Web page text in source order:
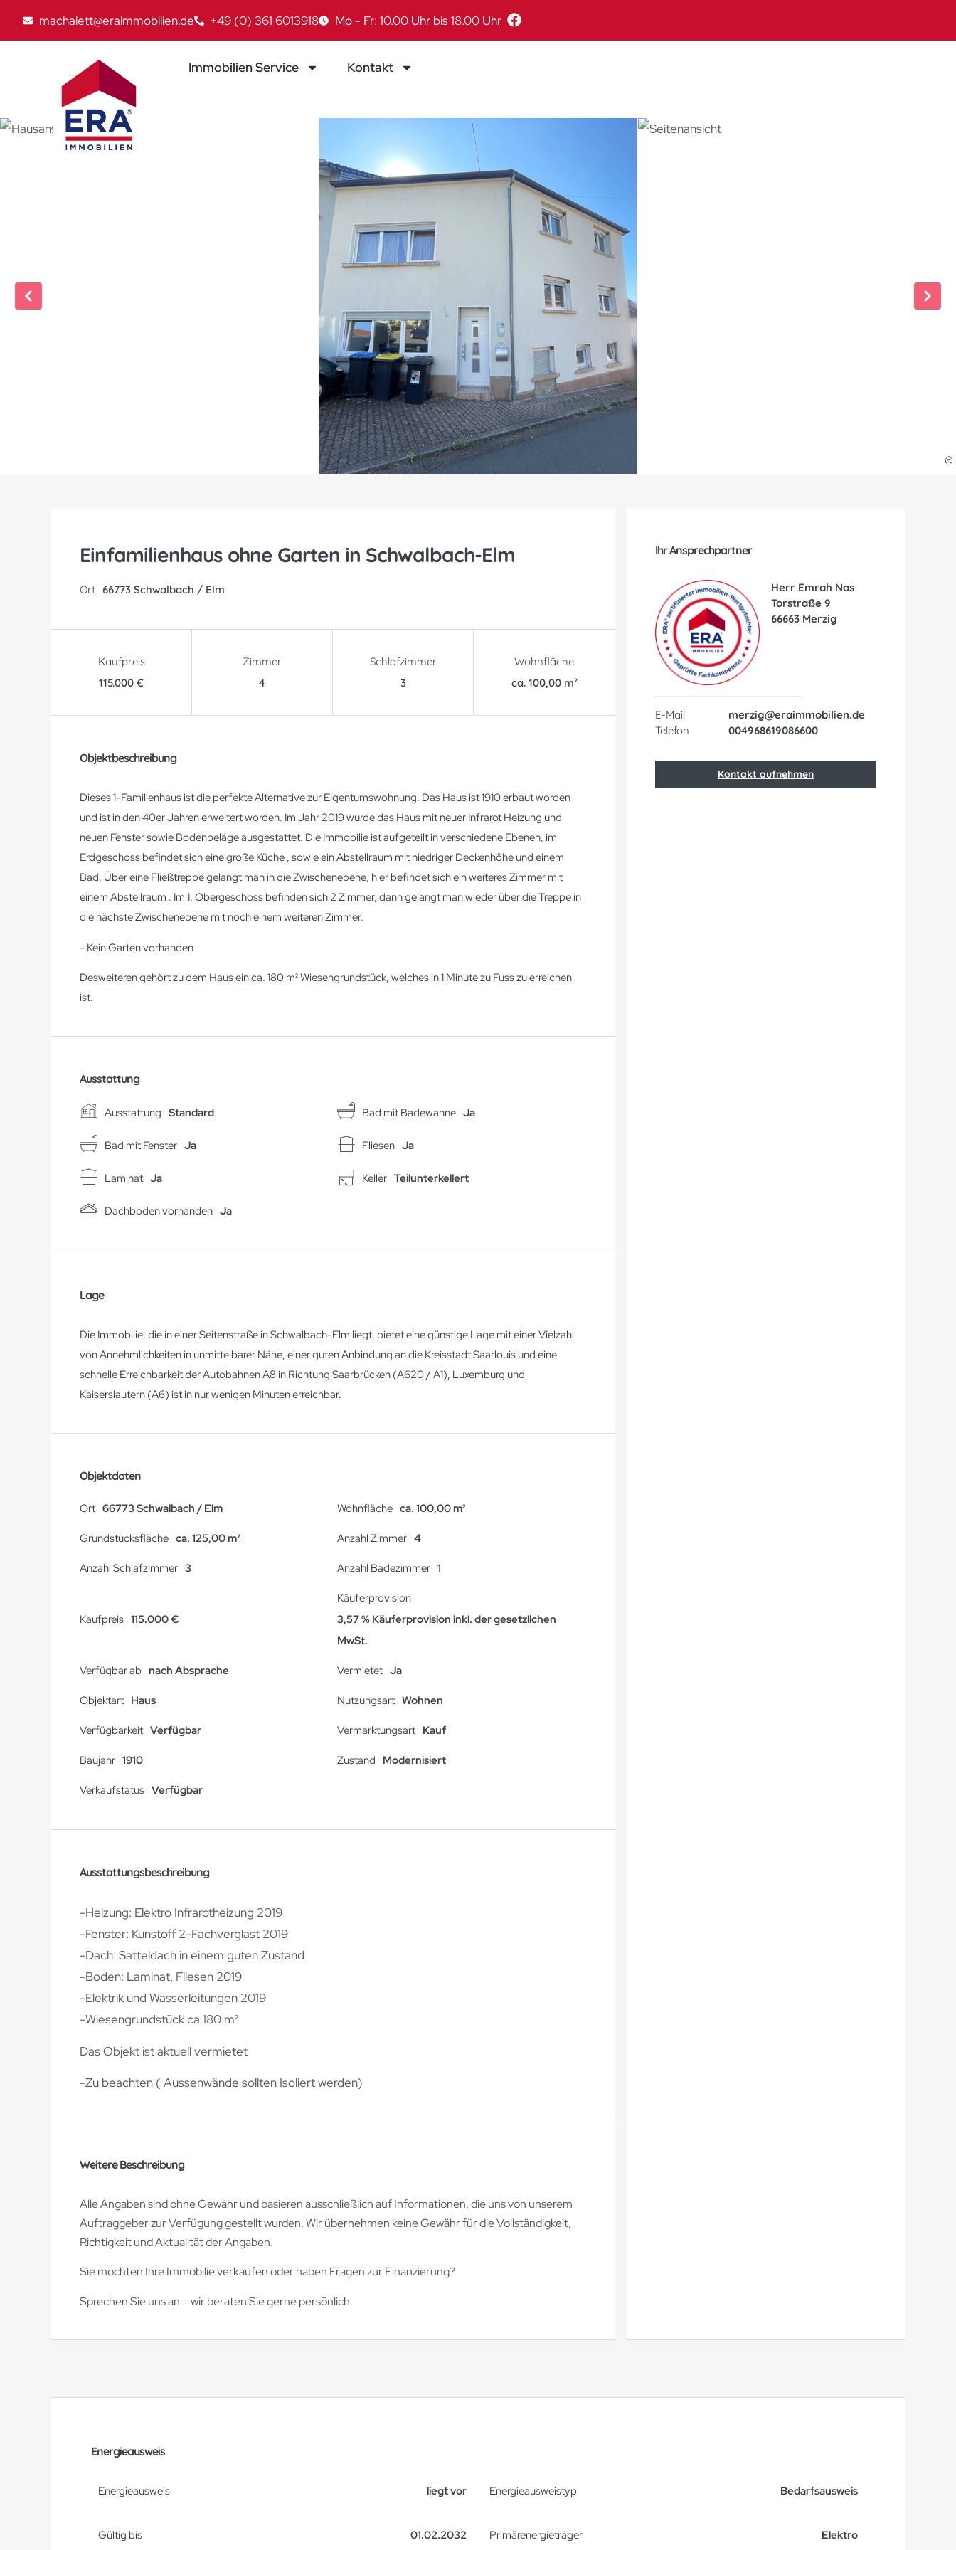
machalett@eraimmobilien.de +49 (0) 361 6013918 Mo - Fr: 10.00 Uhr bis 18.00 Uhr
Immobilien Service Kontakt
Einfamilienhaus ohne Garten in Schwalbach-Elm
Ort 66773 Schwalbach / Elm
Kaufpreis
115.000 €
Zimmer
4
Schlafzimmer
3
Wohnfläche
ca. 100,00 m²
Objektbeschreibung
Dieses 1-Familienhaus ist die perfekte Alternative zur Eigentumswohnung. Das Haus ist 1910 erbaut worden
und ist in den 40er Jahren erweitert worden. Im Jahr 2019 wurde das Haus mit neuer Infrarot Heizung und
neuen Fenster sowie Bodenbeläge ausgestattet. Die Immobilie ist aufgeteilt in verschiedene Ebenen, im
Erdgeschoss befindet sich eine große Küche , sowie ein Abstellraum mit niedriger Deckenhöhe und einem
Bad. Über eine Fließtreppe gelangt man in die Zwischenebene, hier befindet sich ein weiteres Zimmer mit
einem Abstellraum . Im 1. Obergeschoss befinden sich 2 Zimmer, dann gelangt man wieder über die Treppe in
die nächste Zwischenebene mit noch einem weiteren Zimmer.
- Kein Garten vorhanden
Desweiteren gehört zu dem Haus ein ca. 180 m² Wiesengrundstück, welches in 1 Minute zu Fuss zu erreichen
ist.
Ausstattung
Ausstattung Standard Bad mit Badewanne Ja
Bad mit Fenster Ja Fliesen Ja
Laminat Ja Keller Teilunterkellert
Dachboden vorhanden Ja
Lage
Die Immobilie, die in einer Seitenstraße in Schwalbach-Elm liegt, bietet eine günstige Lage mit einer Vielzahl
von Annehmlichkeiten in unmittelbarer Nähe, einer guten Anbindung an die Kreisstadt Saarlouis und eine
schnelle Erreichbarkeit der Autobahnen A8 in Richtung Saarbrücken (A620 / A1), Luxemburg und
Kaiserslautern (A6) ist in nur wenigen Minuten erreichbar.
Objektdaten
Ort 66773 Schwalbach / Elm Wohnfläche ca. 100,00 m²
Grundstücksfläche ca. 125,00 m² Anzahl Zimmer 4
Anzahl Schlafzimmer 3 Anzahl Badezimmer 1
Kaufpreis 115.000 €
Käuferprovision
3,57 % Käuferprovision inkl. der gesetzlichen
MwSt.
Verfügbar ab nach Absprache Vermietet Ja
Objektart Haus Nutzungsart Wohnen
Verfügbarkeit Verfügbar Vermarktungsart Kauf
Baujahr 1910 Zustand Modernisiert
Verkaufstatus Verfügbar
Ausstattungsbeschreibung
-Heizung: Elektro Infrarotheizung 2019
-Fenster: Kunstoff 2-Fachverglast 2019
-Dach: Satteldach in einem guten Zustand
-Boden: Laminat, Fliesen 2019
-Elektrik und Wasserleitungen 2019
-Wiesengrundstück ca 180 m²
Das Objekt ist aktuell vermietet
-Zu beachten ( Aussenwände sollten Isoliert werden)
Weitere Beschreibung
Alle Angaben sind ohne Gewähr und basieren ausschließlich auf Informationen, die uns von unserem
Auftraggeber zur Verfügung gestellt wurden. Wir übernehmen keine Gewähr für die Vollständigkeit,
Richtigkeit und Aktualität der Angaben.
Sie möchten Ihre Immobilie verkaufen oder haben Fragen zur Finanzierung?
Sprechen Sie uns an – wir beraten Sie gerne persönlich.
Ihr Ansprechpartner
Herr Emrah Nas
Torstraße 9
66663 Merzig
E-Mail
merzig@eraimmobilien.de
Telefon
004968619086600
Kontakt aufnehmen
Energieausweis
Energieausweis liegt vor Energie­ausweistyp Bedarfsausweis
Gültig bis 01.02.2032 Primärenergieträger Elektro